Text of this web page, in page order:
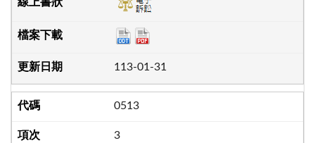
113-01-31
0513
3